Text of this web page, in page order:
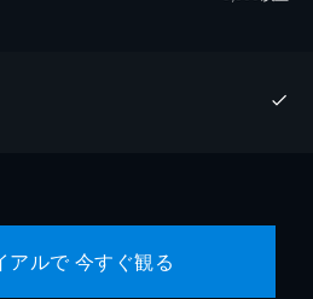
アルで 今すぐ観る